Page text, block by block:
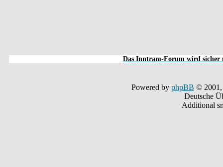
Das Inntram-Forum wird sicher
Powered by phpBB © 2001,
Deutsche
Additional